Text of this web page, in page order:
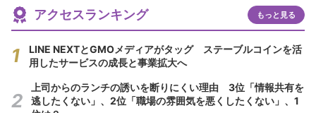
アクセスランキング もっと見る
LINE NEXTとGMOメディアがタッグ ステーブルコインを活
用したサービスの成長と事業拡大へ
上司からのランチの誘いを断りにくい理由 3位「情報共有を
逃したくない」、2位「職場の雰囲気を悪くしたくない」、1